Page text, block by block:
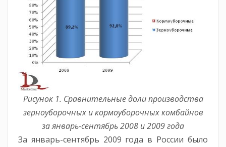
Рисунок 1. Сравнительные доли производства
зерноуборочных и кормоуборочных комбайнов
за январь-сентябрь 2008 и 2009 года
За январь-сентябрь 2009 года в России было